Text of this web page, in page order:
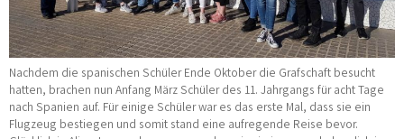
Nachdem die spanischen Schüler Ende Oktober die Grafschaft besucht
hatten, brachen nun Anfang März Schüler des 11. Jahrgangs für acht Tage
nach Spanien auf. Für einige Schüler war es das erste Mal, dass sie ein
Flugzeug bestiegen und somit stand eine aufregende Reise bevor.